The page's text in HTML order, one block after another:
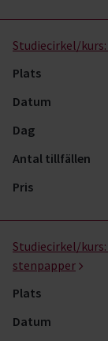
Studiecirkel/kurs:
Plats
Datum
Dag
Antal tillfällen
Pris
Studiecirkel/kurs:
stenpapper
Plats
Datum